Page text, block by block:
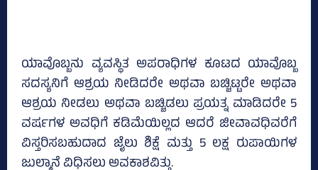
ಯಾವೊಬ್ಬನು ವ್ಯವಸ್ಥಿತ ಅಪರಾಧಿಗಳ ಕೂಟದ ಯಾವೊಬ್ಬ
ಸದಸ್ಯನಿಗೆ ಆಶ್ರಯ ನೀಡಿದರೇ ಅಥವಾ ಬಚ್ಚಿಟ್ಟರೇ ಅಥವಾ
ಆಶ್ರಯ ನೀಡಲು ಅಥವಾ ಬಚ್ಚಿಡಲು ಪ್ರಯತ್ನ ಮಾಡಿದರೇ 5
ವರ್ಷಗಳ ಅವಧಿಗೆ ಕಡಿಮೆಯಿಲ್ಲದ ಆದರೆ ಜೀವಾವಧಿವರೆಗೆ
ವಿಸ್ತರಿಸಬಹುದಾದ ಜೈಲು ಶಿಕ್ಷೆ ಮತ್ತು 5 ಲಕ್ಷ ರುಪಾಯಿಗಳ
ಜುಲ್ಮಾನೆ ವಿಧಿಸಲು ಅವಕಾಶವಿತ್ತು.